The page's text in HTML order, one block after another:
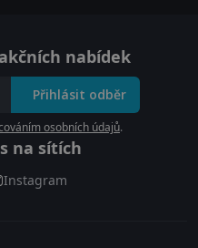
nabídek
Přihlásit odběr
osobních údajů.
na sítích
Instagram